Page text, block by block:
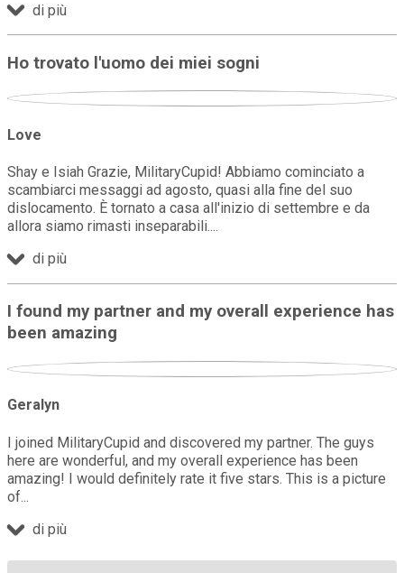
di più
Ho trovato l'uomo dei miei sogni
Love
Shay e Isiah Grazie, MilitaryCupid! Abbiamo cominciato a
scambiarci messaggi ad agosto, quasi alla fine del suo
dislocamento. È tornato a casa all'inizio di settembre e da
allora siamo rimasti inseparabili.
di più
I found my partner and my overall experience has
been amazing
Geralyn
I joined MilitaryCupid and discovered my partner. The guys
here are wonderful, and my overall experience has been
amazing! I would definitely rate it five stars. This is a picture
of
di più